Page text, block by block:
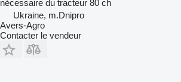
nécessaire du tracteur 80 ch
Ukraine, m.Dnipro
Avers-Agro
Contacter le vendeur